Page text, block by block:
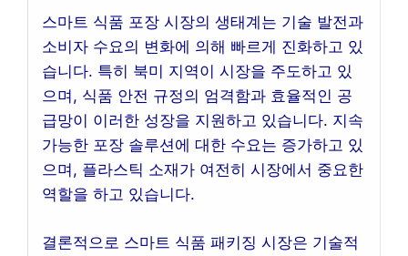
스마트 식품 포장 시장의 생태계는 기술 발전과
소비자 수요의 변화에 의해 빠르게 진화하고 있
습니다. 특히 북미 지역이 시장을 주도하고 있
으며, 식품 안전 규정의 엄격함과 효율적인 공
급망이 이러한 성장을 지원하고 있습니다. 지속
가능한 포장 솔루션에 대한 수요는 증가하고 있
으며, 플라스틱 소재가 여전히 시장에서 중요한
역할을 하고 있습니다.
결론적으로 스마트 식품 패키징 시장은 기술적